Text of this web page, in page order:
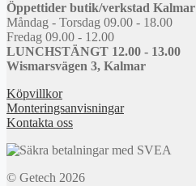
Öppettider butik/verkstad Kalmar
Måndag - Torsdag 09.00 - 18.00
Fredag 09.00 - 12.00
LUNCHSTÄNGT 12.00 - 13.00
Wismarsvägen 3, Kalmar
Köpvillkor
Monteringsanvisningar
Kontakta oss
© Getech 2026